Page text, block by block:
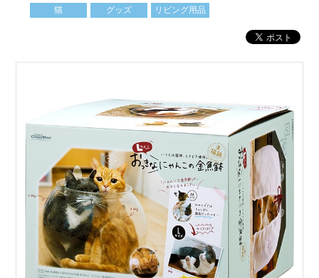
採用情報
サイトマップ
猫 グッズ リビング用品